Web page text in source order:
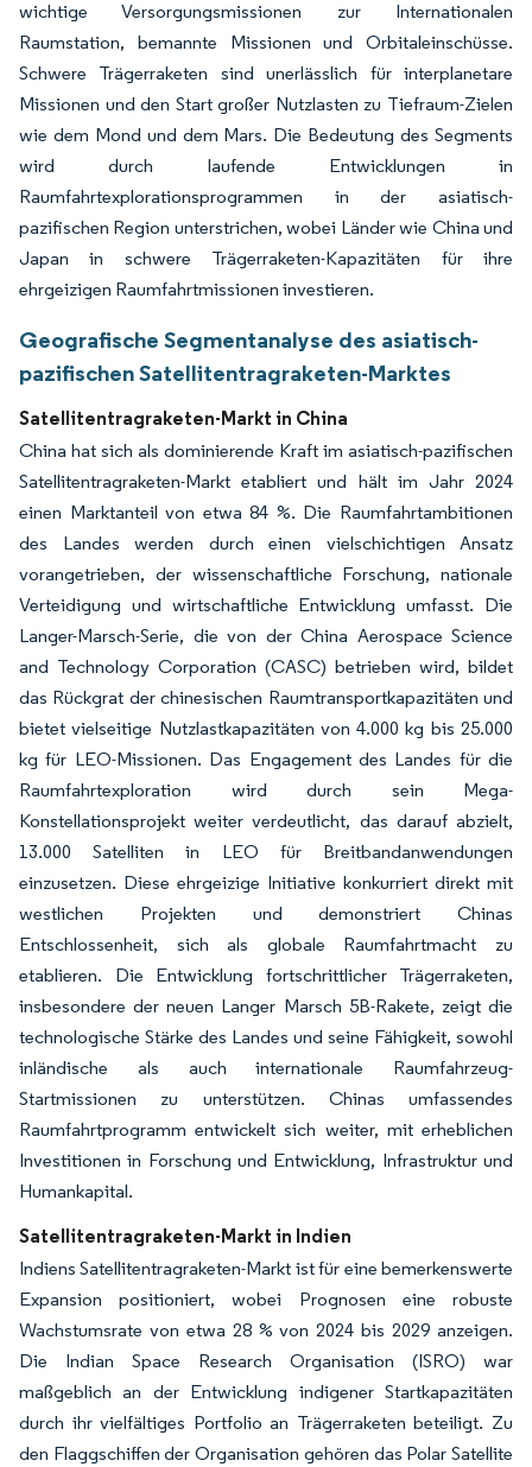
wichtige Versorgungsmissionen zur Internationalen
Raumstation, bemannte Missionen und Orbitaleinschüsse.
Schwere Trägerraketen sind unerlässlich für interplanetare
Missionen und den Start großer Nutzlasten zu Tiefraum-Zielen
wie dem Mond und dem Mars. Die Bedeutung des Segments
wird durch laufende Entwicklungen in
Raumfahrtexplorationsprogrammen in der asiatisch-
pazifischen Region unterstrichen, wobei Länder wie China und
Japan in schwere Trägerraketen-Kapazitäten für ihre
ehrgeizigen Raumfahrtmissionen investieren.
Geografische Segmentanalyse des asiatisch-
pazifischen Satellitentragraketen-Marktes
Satellitentragraketen-Markt in China
China hat sich als dominierende Kraft im asiatisch-pazifischen
Satellitentragraketen-Markt etabliert und hält im Jahr 2024
einen Marktanteil von etwa 84 %. Die Raumfahrtambitionen
des Landes werden durch einen vielschichtigen Ansatz
vorangetrieben, der wissenschaftliche Forschung, nationale
Verteidigung und wirtschaftliche Entwicklung umfasst. Die
Langer-Marsch-Serie, die von der China Aerospace Science
and Technology Corporation (CASC) betrieben wird, bildet
das Rückgrat der chinesischen Raumtransportkapazitäten und
bietet vielseitige Nutzlastkapazitäten von 4.000 kg bis 25.000
kg für LEO-Missionen. Das Engagement des Landes für die
Raumfahrtexploration wird durch sein Mega-
Konstellationsprojekt weiter verdeutlicht, das darauf abzielt,
13.000 Satelliten in LEO für Breitbandanwendungen
einzusetzen. Diese ehrgeizige Initiative konkurriert direkt mit
westlichen Projekten und demonstriert Chinas
Entschlossenheit, sich als globale Raumfahrtmacht zu
etablieren. Die Entwicklung fortschrittlicher Trägerraketen,
insbesondere der neuen Langer Marsch 5B-Rakete, zeigt die
technologische Stärke des Landes und seine Fähigkeit, sowohl
inländische als auch internationale Raumfahrzeug-
Startmissionen zu unterstützen. Chinas umfassendes
Raumfahrtprogramm entwickelt sich weiter, mit erheblichen
Investitionen in Forschung und Entwicklung, Infrastruktur und
Humankapital.
Satellitentragraketen-Markt in Indien
Indiens Satellitentragraketen-Markt ist für eine bemerkenswerte
Expansion positioniert, wobei Prognosen eine robuste
Wachstumsrate von etwa 28 % von 2024 bis 2029 anzeigen.
Die Indian Space Research Organisation (ISRO) war
maßgeblich an der Entwicklung indigener Startkapazitäten
durch ihr vielfältiges Portfolio an Trägerraketen beteiligt. Zu
den Flaggschiffen der Organisation gehören das Polar Satellite